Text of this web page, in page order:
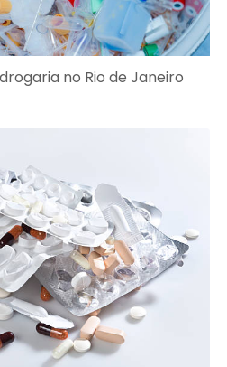
no Rio de Janeiro